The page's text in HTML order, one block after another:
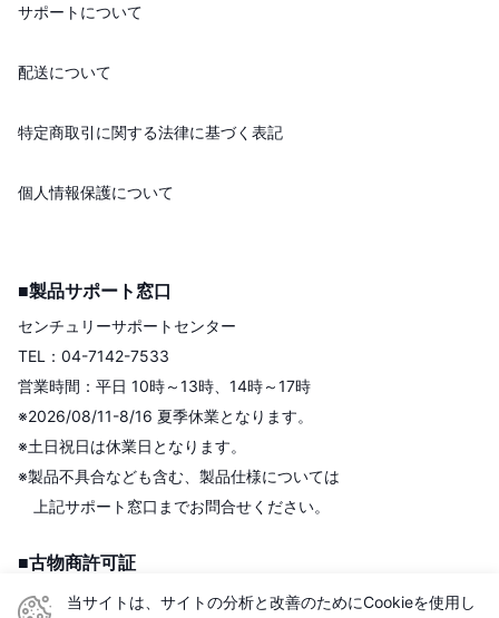
サポートについて
配送について
特定商取引に関する法律に基づく表記
個人情報保護について
■製品サポート窓口
センチュリーサポートセンター
TEL：04-7142-7533
営業時間：平日 10時～13時、14時～17時
※2026/08/11-8/16 夏季休業となります。
※土日祝日は休業日となります。
※製品不具合なども含む、製品仕様については
上記サポート窓口までお問合せください。
■古物商許可証
株式会社センチュリー
当サイトは、サイトの分析と改善のためにCookieを使用し